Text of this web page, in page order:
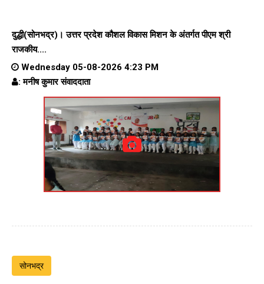
दुद्धी(सोनभद्र)। उत्तर प्रदेश कौशल विकास मिशन के अंतर्गत पीएम श्री
राजकीय....
Wednesday 05-08-2026 4:23 PM
: मनीष कुमार संवाददाता
सोनभद्र